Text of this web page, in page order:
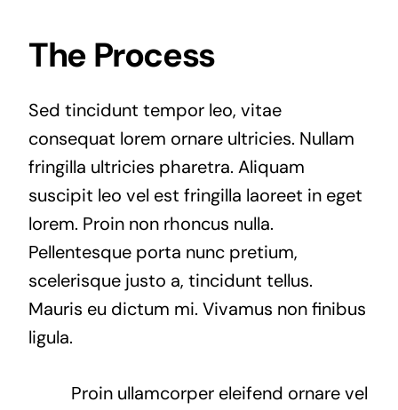
The Process
Sed tincidunt tempor leo, vitae
consequat lorem ornare ultricies. Nullam
fringilla ultricies pharetra. Aliquam
suscipit leo vel est fringilla laoreet in eget
lorem. Proin non rhoncus nulla.
Pellentesque porta nunc pretium,
scelerisque justo a, tincidunt tellus.
Mauris eu dictum mi. Vivamus non finibus
ligula.
Proin ullamcorper eleifend ornare vel